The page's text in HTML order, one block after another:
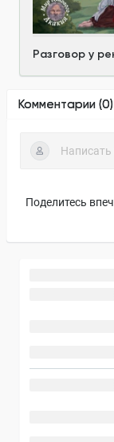
Разговор у
Комментарии (0)
Поделитесь